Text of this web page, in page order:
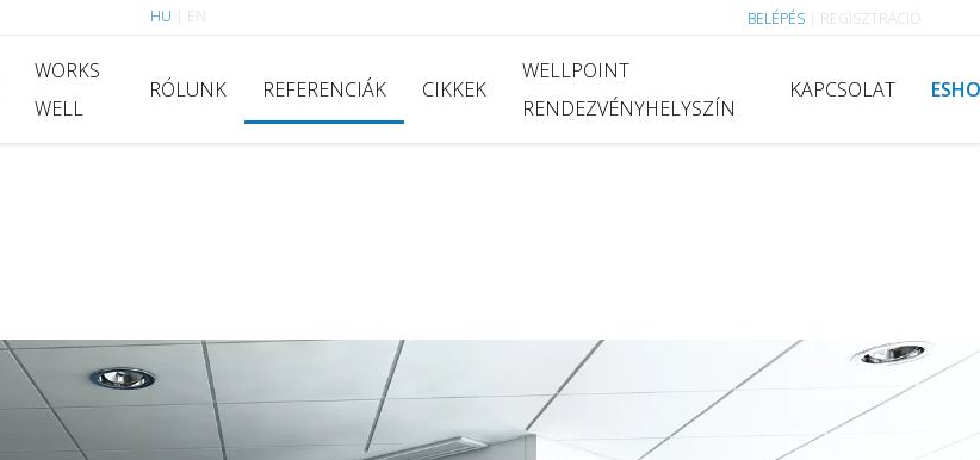
HU EN BELÉPÉS REGISZTRÁCIÓ
WORKS
WELL
RÓLUNK REFERENCIÁK CIKKEK
WELLPOINT
RENDEZVÉNYHELYSZÍN
KAPCSOLAT